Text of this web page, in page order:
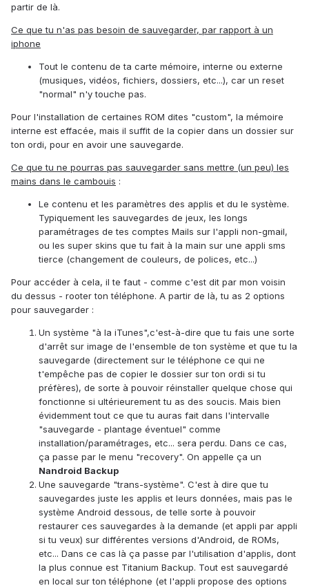
partir de là.
Ce que tu n'as pas besoin de sauvegarder, par rapport à un
iphone
Tout le contenu de ta carte mémoire, interne ou externe
(musiques, vidéos, fichiers, dossiers, etc...), car un reset
"normal" n'y touche pas.
Pour l'installation de certaines ROM dites "custom", la mémoire
interne est effacée, mais il suffit de la copier dans un dossier sur
ton ordi, pour en avoir une sauvegarde.
Ce que tu ne pourras pas sauvegarder sans mettre (un peu) les
mains dans le cambouis :
Le contenu et les paramètres des applis et du le système.
Typiquement les sauvegardes de jeux, les longs
paramétrages de tes comptes Mails sur l'appli non-gmail,
ou les super skins que tu fait à la main sur une appli sms
tierce (changement de couleurs, de polices, etc...)
Pour accéder à cela, il te faut - comme c'est dit par mon voisin
du dessus - rooter ton téléphone. A partir de là, tu as 2 options
pour sauvegarder :
Un système "à la iTunes",c'est-à-dire que tu fais une sorte
d'arrêt sur image de l'ensemble de ton système et que tu la
sauvegarde (directement sur le téléphone ce qui ne
t'empêche pas de copier le dossier sur ton ordi si tu
préfères), de sorte à pouvoir réinstaller quelque chose qui
fonctionne si ultérieurement tu as des soucis. Mais bien
évidemment tout ce que tu auras fait dans l'intervalle
"sauvegarde - plantage éventuel" comme
installation/paramétrages, etc... sera perdu. Dans ce cas,
ça passe par le menu "recovery". On appelle ça un
Nandroid Backup
Une sauvegarde "trans-système". C'est à dire que tu
sauvegardes juste les applis et leurs données, mais pas le
système Android dessous, de telle sorte à pouvoir
restaurer ces sauvegardes à la demande (et appli par appli
si tu veux) sur différentes versions d'Android, de ROMs,
etc... Dans ce cas là ça passe par l'utilisation d'applis, dont
la plus connue est Titanium Backup. Tout est sauvegardé
en local sur ton téléphone (et l'appli propose des options